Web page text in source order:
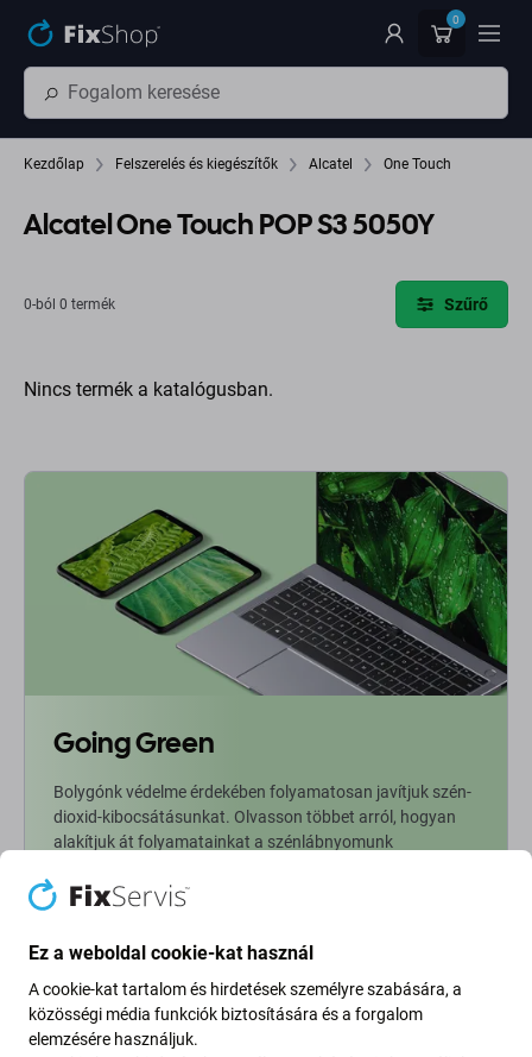
0
Kezdőlap Felszerelés és kiegészítők Alcatel One Touch
Alcatel One Touch POP S3 5050Y
0-ból 0 termék Szűrő
Nincs termék a katalógusban.
Going Green
Bolygónk védelme érdekében folyamatosan javítjuk szén-
dioxid-kibocsátásunkat. Olvasson többet arról, hogyan
alakítjuk át folyamatainkat a szénlábnyomunk
Newsletter Fix
Ez a weboldal cookie-kat használ
A cookie-kat tartalom és hirdetések személyre szabására, a
közösségi média funkciók biztosítására és a forgalom
elemzésére használjuk.